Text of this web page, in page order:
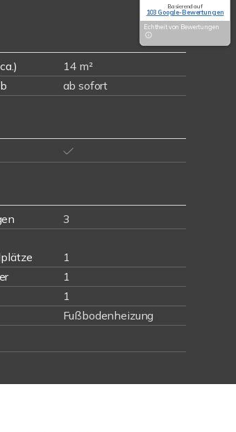
14 m²
ab sofort
3
1
1
1
Fußbodenheizung
Basierend auf
103 Google-Bewertungen
Echtheit von Bewertungen